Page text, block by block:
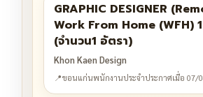
GRAPHIC DESIGNER
Work From Home (WFH)
(จำนวน1 อัตรา)
Khon Kaen Design
📍ขอนแก่นพนักงานประจำประกาศเมื่อ 07/